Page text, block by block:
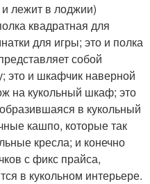
лежит в лоджии)
квадратная для
для игры; это и полка
собой
это и шкафчик наверной
на кукольный шкаф; это
в кукольный
кашпо, которые так
кресла; и конечно
с фикс прайса,
в кукольном интерьере.